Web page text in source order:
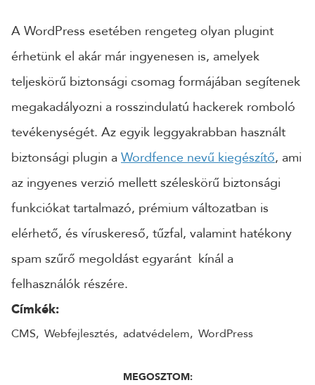
A WordPress esetében rengeteg olyan plugint
érhetünk el akár már ingyenesen is, amelyek
teljeskörű biztonsági csomag formájában segítenek
megakadályozni a rosszindulatú hackerek romboló
tevékenységét. Az egyik leggyakrabban használt
biztonsági plugin a Wordfence nevű kiegészítő, ami
az ingyenes verzió mellett széleskörű biztonsági
funkciókat tartalmazó, prémium változatban is
elérhető, és víruskereső, tűzfal, valamint hatékony
spam szűrő megoldást egyaránt kínál a
felhasználók részére.
Címkék:
CMS, Webfejlesztés, adatvédelem, WordPress
MEGOSZTOM: